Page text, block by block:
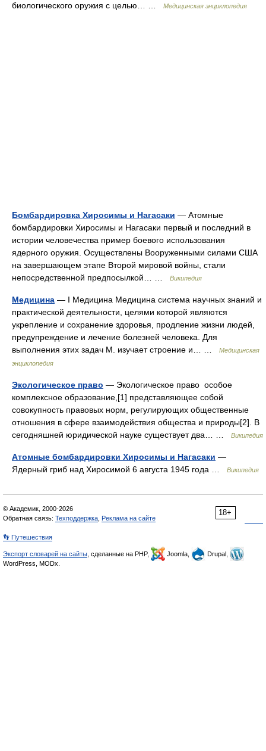
биологического оружия с целью… …
Медицинская энциклопедия
Бомбардировка Хиросимы и Нагасаки — Атомные
бомбардировки Хиросимы и Нагасаки первый и последний в
истории человечества пример боевого использования
ядерного оружия. Осуществлены Вооруженными силами США
на завершающем этапе Второй мировой войны, стали
непосредственной предпосылкой… …
Википедия
Медицина — I Медицина Медицина система научных знаний и
практической деятельности, целями которой являются
укрепление и сохранение здоровья, продление жизни людей,
предупреждение и лечение болезней человека. Для
выполнения этих задач М. изучает строение и… …
Медицинская
энциклопедия
Экологическое право — Экологическое право особое
комплексное образование,[1] представляющее собой
совокупность правовых норм, регулирующих общественные
отношения в сфере взаимодействия общества и природы[2]. В
сегодняшней юридической науке существует два… …
Википедия
Атомные бомбардировки Хиросимы и Нагасаки —
Ядерный гриб над Хиросимой 6 августа 1945 года …
Википедия
18+
© Академик, 2000-2026
Обратная связь: Техподдержка Реклама на сайте
👣 Путешествия
Экспорт словарей на сайты , сделанные на PHP, Joomla,
Drupal,
WordPress, MODx.